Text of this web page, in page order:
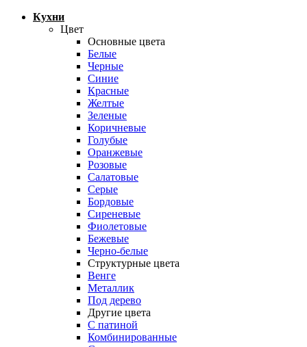
Кухни
Цвет
Основные цвета
Белые
Черные
Синие
Красные
Желтые
Зеленые
Коричневые
Голубые
Оранжевые
Розовые
Салатовые
Серые
Бордовые
Сиреневые
Фиолетовые
Бежевые
Черно-белые
Структурные цвета
Венге
Металлик
Под дерево
Другие цвета
С патиной
Комбинированные